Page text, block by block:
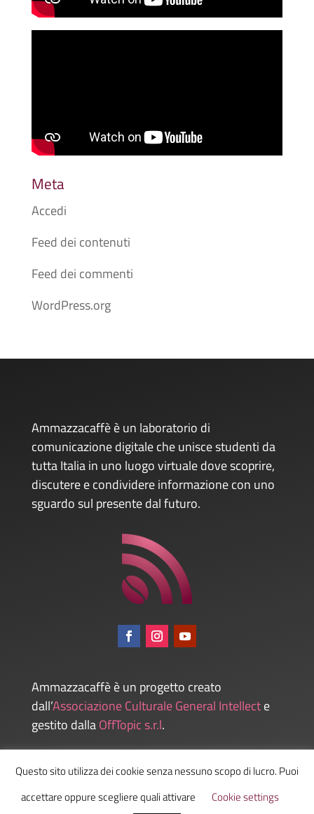
Meta
Accedi
Feed dei contenuti
Feed dei commenti
WordPress.org
Ammazzacaffè è un laboratorio di
comunicazione digitale che unisce studenti da
tutta Italia in uno luogo virtuale dove scoprire,
discutere e condividere informazione con uno
sguardo sul presente dal futuro.
Ammazzacaffè è un progetto creato
dall’Associazione Culturale General Intellecte
gestito dallaOffTopic s.r.l.
Admin
Questo sito utilizza dei cookie senza nessuno scopo di lucro. Puoi
accettare oppure scegliere quali attivare
Cookie settings